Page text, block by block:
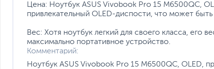
Комплект интерфейсов
USB 3.2 Gen2 Type-C, HDMI 1.4, microSD
Цена: Ноутбук ASUS Vivobook Pro 15 M6500QC,
привлекательный OLED-диспости, что может
Вес: Хотя ноутбук легкий для своего класса, его
максимально портативное устройство.
Комментарий:
Ноутбук ASUS Vivobook Pro 15 M6500QC, OLED,